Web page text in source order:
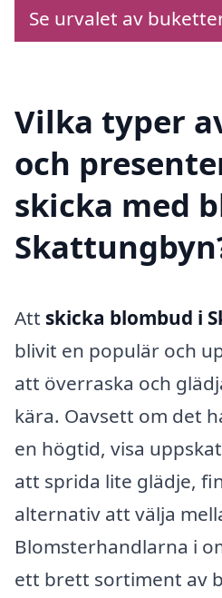
Se urvalet av
Vilka typer
och
skicka med
Att skicka blombud i
blivit en populär och
att överraska och
kära. Oavsett om det
en högtid, visa
att sprida lite glädje,
alternativ att välja
Blomsterhandlarna i
ett brett sortiment av